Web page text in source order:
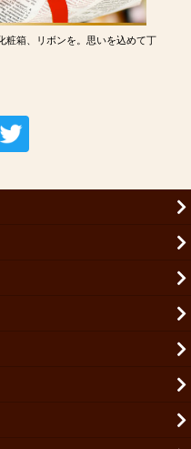
粧箱、リボンを。思いを込めて丁